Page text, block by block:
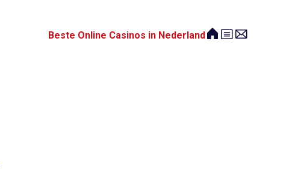
Beste Online Casinos in Nederland